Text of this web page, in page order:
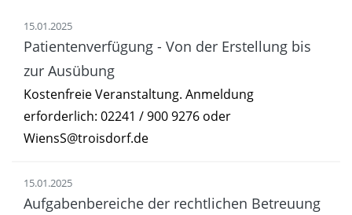
15.01.2025
Patientenverfügung - Von der Erstellung bis
zur Ausübung
Kostenfreie Veranstaltung. Anmeldung
erforderlich: 02241 / 900 9276 oder
WiensS@troisdorf.de
15.01.2025
Aufgabenbereiche der rechtlichen Betreuung